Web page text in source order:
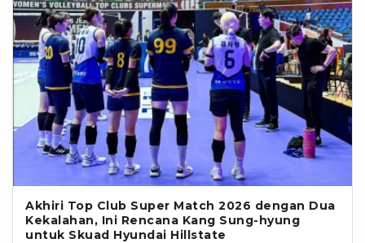
Akhiri Top Club Super Match 2026 dengan Dua
Kekalahan, Ini Rencana Kang Sung-hyung
untuk Skuad Hyundai Hillstate